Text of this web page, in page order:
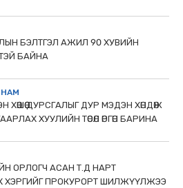
БЭЛТГЭЛ АЖИЛ 90 ХУВИЙН
БАЙНА
НАМ
ХӨШӨӨ ДУРСГАЛЫГ ДУР МЭДЭН ХӨНДӨЖ
ХУУЛИЙН ТӨСӨЛ ӨРГӨН БАРИНА
ОРЛОГЧ АСАН Т.Д НАРТ
ХЭРГИЙГ ПРОКУРОРТ ШИЛЖҮҮЛЖЭЭ